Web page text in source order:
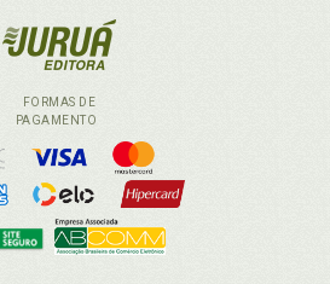
FORMAS DE
PAGAMENTO